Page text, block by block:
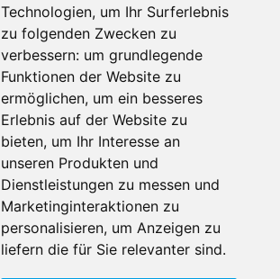
Technologien, um Ihr Surferlebnis
zu folgenden Zwecken zu
verbessern: um grundlegende
Funktionen der Website zu
ermöglichen, um ein besseres
Erlebnis auf der Website zu
bieten, um Ihr Interesse an
unseren Produkten und
Dienstleistungen zu messen und
Marketinginteraktionen zu
personalisieren, um Anzeigen zu
liefern die für Sie relevanter sind.
Für Makler:innen
Über Uns
Vorteile
Kontakt
Software Partner
Teilnahme
FAQ
Für Makler:innen